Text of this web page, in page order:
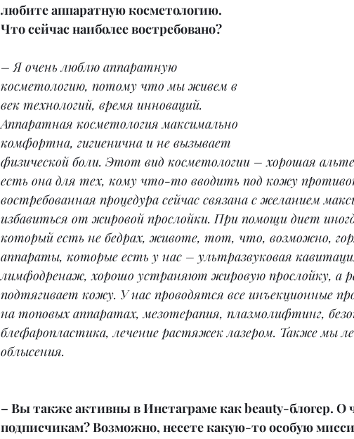
любите аппаратную косметологию.
Что сейчас наиболее востребовано?
– Я очень люблю аппаратную
косметологию, потому что мы живем в
век технологий, время инноваций.
Аппаратная косметология максимально
комфортна, гигиенична и не вызывает
физической боли. Этот вид косметологии – хорошая
есть она для тех, кому что-то вводить под кожу
востребованная процедура сейчас связана с желанием
избавиться от жировой прослойки. При помощи диет
который есть не бедрах, животе, тот, что, возможно,
аппараты, которые есть у нас – ультразвуковая
лимфодренаж, хорошо устраняют жировую прослойку, а
подтягивает кожу. У нас проводятся все инъекционные
на топовых аппаратах, мезотерапия, плазмолифтинг,
блефаропластика, лечение растяжек лазером. Также мы
облысения.
– Вы также активны в Инстаграме как beauty-блогер. О
подписчикам? Возможно, несете какую-то особую